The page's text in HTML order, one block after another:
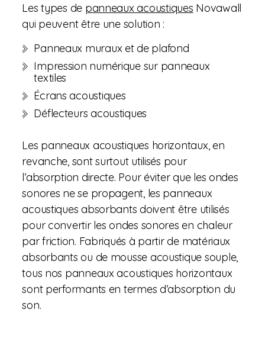
Les types de panneaux acoustiques Novawall
qui peuvent être une solution :
Panneaux muraux et de plafond
Impression numérique sur panneaux
textiles
Écrans acoustiques
Déflecteurs acoustiques
Les panneaux acoustiques horizontaux, en
revanche, sont surtout utilisés pour
l’absorption directe. Pour éviter que les ondes
sonores ne se propagent, les panneaux
acoustiques absorbants doivent être utilisés
pour convertir les ondes sonores en chaleur
par friction. Fabriqués à partir de matériaux
absorbants ou de mousse acoustique souple,
tous nos panneaux acoustiques horizontaux
sont performants en termes d’absorption du
son.